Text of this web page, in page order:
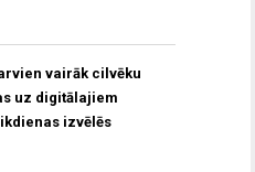
vairāk cilvēku
uz digitālajiem
izvēlēs